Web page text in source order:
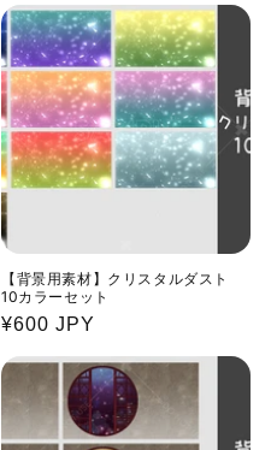
価
格
【背景用素材】クリスタルダスト
10カラーセット
通
価
格
¥600 JPY